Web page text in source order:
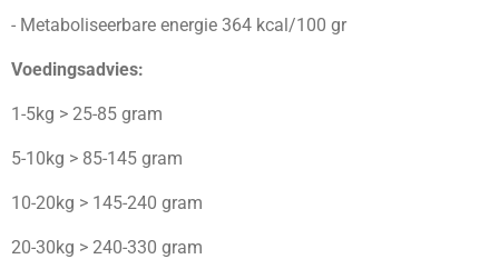
- Metaboliseerbare energie 364 kcal/100 gr
Voedingsadvies:
1-5kg > 25-85 gram
5-10kg > 85-145 gram
10-20kg > 145-240 gram
20-30kg > 240-330 gram